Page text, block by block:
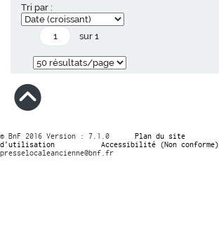
Tri par :
sur 1
© BnF 2016 Version : 7.1.0 Plan du site
d’utilisation
Accessibilité (Non conforme)
presselocaleancienne@bnf.fr